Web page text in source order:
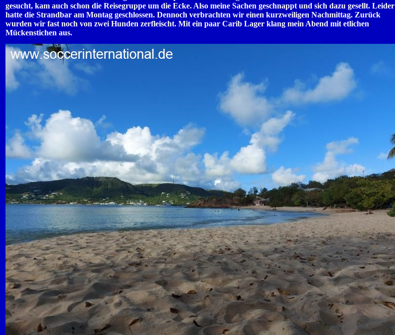
gesucht, kam auch schon die Reisegruppe um die Ecke. Also meine Sachen geschnappt und sich dazu gesellt. Leider
hatte die Strandbar am Montag geschlossen. Dennoch verbrachten wir einen kurzweiligen Nachmittag. Zurück
wurden wir fast noch von zwei Hunden zerfleischt. Mit ein paar Carib Lager klang mein Abend mit etlichen
Mückenstichen aus.